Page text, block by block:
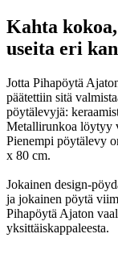
Kahta
useita eri
Jotta Pihapöytä
päätettiin sitä
pöytälevyjä:
Metallirunkoa löytyy
Pienempi pöytälevy
x 80 cm.
Jokainen design-
ja jokainen pöytä
Pihapöytä Ajaton
yksittäiskappaleesta.